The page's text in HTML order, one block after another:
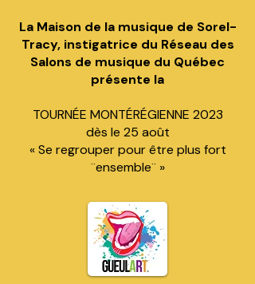
La Maison de la musique de Sorel-
Tracy, instigatrice du Réseau des
Salons de musique du Québec
présente la
TOURNÉE MONTÉRÉGIENNE 2023
dès le 25 août
« Se regrouper pour être plus fort
¨ensemble¨ »